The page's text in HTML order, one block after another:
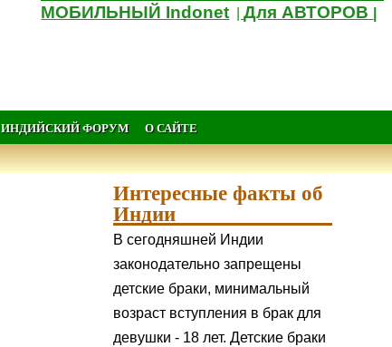
МОБИЛЬНЫЙ Indonet |Для АВТОРОВ
ИНДИЙСКИЙ ФОРУМ О САЙТЕ
Интересные факты об
Индии
В сегодняшней Индии
законодательно запрещены
детские браки, минимальный
возраст вступления в брак для
девушки - 18 лет. Детские браки